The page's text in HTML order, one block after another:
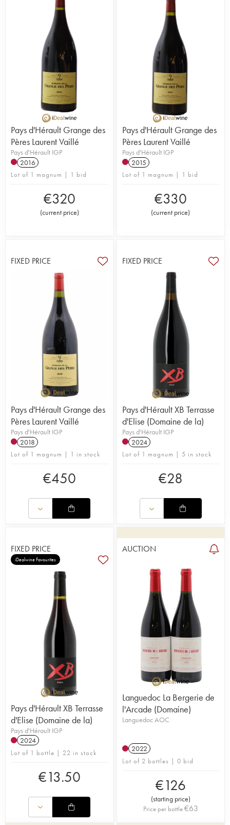
Pays d'Hérault Grange des
Pères Laurent Vaillé
Pays d'Hérault IGP
2016
Lot of 1 magnum | 1 bid
€320
(current price)
Pays d'Hérault Grange des
Pères Laurent Vaillé
Pays d'Hérault IGP
2015
Lot of 1 magnum | 1 bid
€330
(current price)
FIXED PRICE
Pays d'Hérault Grange des
Pères Laurent Vaillé
Pays d'Hérault IGP
2018
Lot of 1 magnum | 1 in stock
€450
FIXED PRICE
Pays d'Hérault XB Terrasse
d'Elise (Domaine de la)
Pays d'Hérault IGP
2024
Lot of 1 magnum | 5 in stock
€28
FIXED PRICE
iDealwine Favourites
Pays d'Hérault XB Terrasse
d'Elise (Domaine de la)
Pays d'Hérault IGP
2024
Lot of 1 bottle | 22 in stock
€13.50
AUCTION
Languedoc La Bergerie de
l'Arcade (Domaine)
Languedoc AOC
2022
Lot of 2 bottles | 0 bid
€126
(starting price)
Price per bottle€63